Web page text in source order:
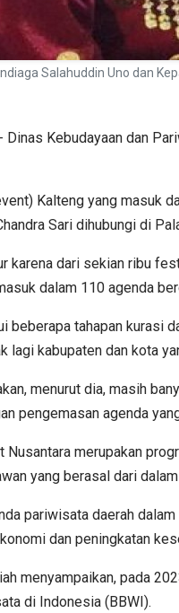
Salahuddin Uno dan
- Dinas Kebudayaan dan
Kalteng yang masuk
Sari dihubungi di
karena dari sekian ribu
dalam 110 agenda
beberapa tahapan kurasi
lagi kabupaten dan kota
menurut dia, masih
pengemasan agenda
Nusantara merupakan
yang berasal dari
pariwisata daerah
dan peningkatan
menyampaikan, pada
di Indonesia (BBWI).